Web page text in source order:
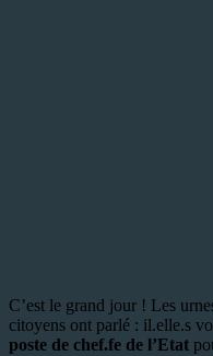
C’est le grand jour ! Les
citoyens ont parlé : il.elle.s
poste de chef.fe de l’Etat